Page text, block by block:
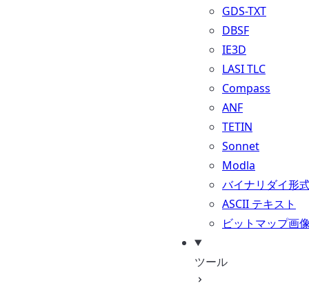
GDS-TXT
DBSF
IE3D
LASI TLC
Compass
ANF
TETIN
Sonnet
Modla
バイナリダイ形
ASCII テキスト
ビットマップ画
ツール